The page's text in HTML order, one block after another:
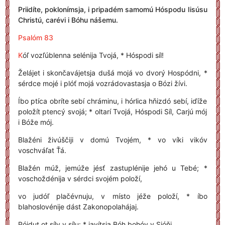
Priidíte, poklonímsja, i pripadém samomú Hóspodu Iisúsu
Christú, carévi i Bóhu nášemu.
Psalóm 83
Kóľ vozľúblenna selénija Tvojá, * Hóspodi síl!
Želájet i skončavájetsja dušá mojá vo dvorý Hospódni, *
sérdce mojé i plóť mojá vozrádovastasja o Bózi žívi.
Íbo ptíca obríte sebí chráminu, i hórlica hňizdó sebí, iďíže
položít ptencý svojá; * oltarí Tvojá, Hóspodi Síl, Carjú mój
i Bóže mój.
Blažéni živúščiji v domú Tvojém, * vo víki vikóv
voschváľat Ťá.
Blažén múž, jemúže jésť zastuplénije jehó u Tebé; *
voschoždénija v sérdci svojém položí,
vo judóľ plačévnuju, v místo jéže položí, * íbo
blahoslovénije dást Zakonopolahájaj.